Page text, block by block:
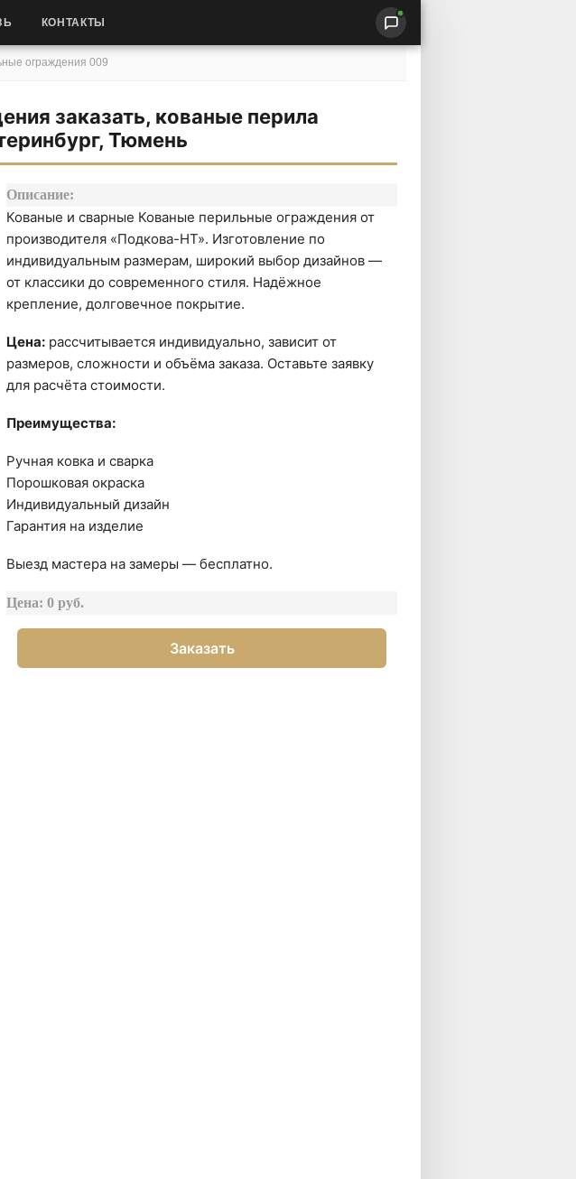
КОНТАКТЫ
ограждения 009
заказать, кованые перила
Тюмень
Описание:
Кованые и сварные Кованые перильные ограждения от
производителя «Подкова-НТ». Изготовление по
индивидуальным размерам, широкий выбор дизайнов —
от классики до современного стиля. Надёжное
крепление, долговечное покрытие.
Цена: рассчитывается индивидуально, зависит от
размеров, сложности и объёма заказа. Оставьте заявку
для расчёта стоимости.
Преимущества:
Ручная ковка и сварка
Порошковая окраска
Индивидуальный дизайн
Гарантия на изделие
Выезд мастера на замеры — бесплатно.
Цена: 0 руб.
Заказать